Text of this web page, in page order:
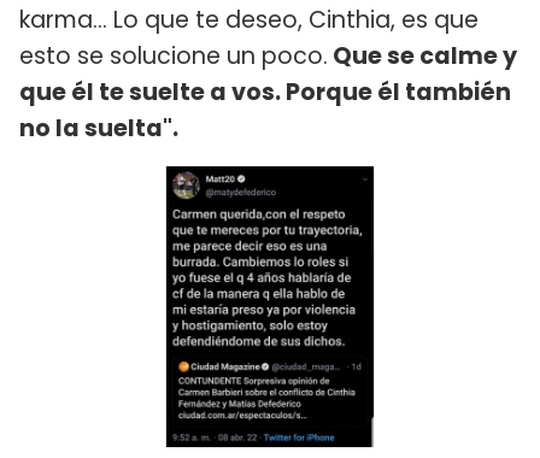
karma... Lo que te deseo, Cinthia, es que
esto se solucione un poco. Que se calme y
que él te suelte a vos. Porque él también
no la suelta".